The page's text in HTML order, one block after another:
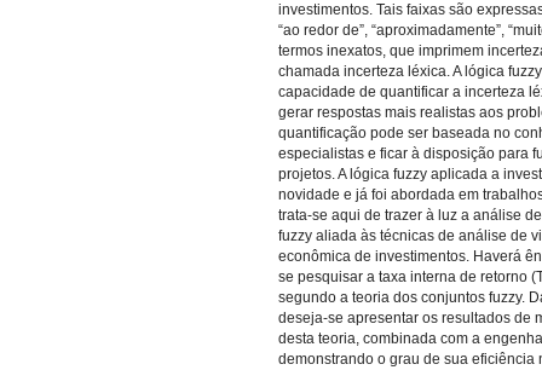
investimentos. Tais faixas são
“ao redor de”, “aproximadamente”,
termos inexatos, que imprimem
chamada incerteza léxica. A lógica
capacidade de quantificar a incerteza
gerar respostas mais realistas aos
quantificação pode ser baseada no
especialistas e ficar à disposição para
projetos. A lógica fuzzy aplicada a
novidade e já foi abordada em
trata-se aqui de trazer à luz a análise
fuzzy aliada às técnicas de análise de
econômica de investimentos. Haverá
se pesquisar a taxa interna de retorno
segundo a teoria dos conjuntos fuzzy.
deseja-se apresentar os resultados de
desta teoria, combinada com a
demonstrando o grau de sua eficiência